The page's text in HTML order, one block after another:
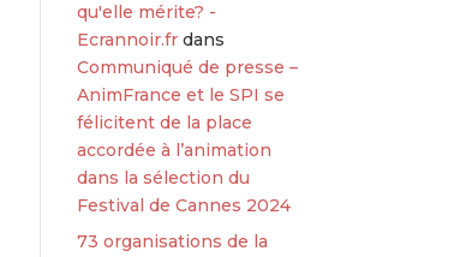
qu'elle mérite? -
Ecrannoir.fr dans
Communiqué de presse –
AnimFrance et le SPI se
félicitent de la place
accordée à l’animation
dans la sélection du
Festival de Cannes 2024
73 organisations de la